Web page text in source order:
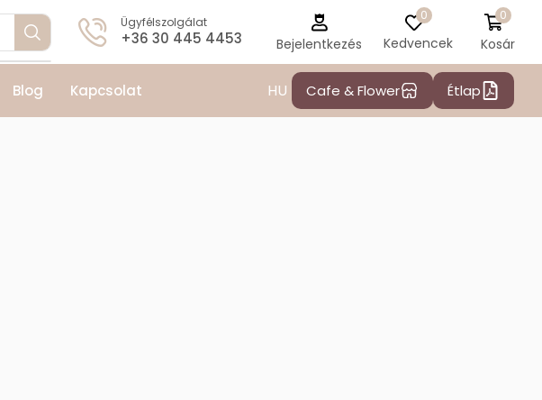
Ügyfélszolgálat
+36 30 445 4453 Bejelentkezés
0
Kedvencek
0
Kosár
Blog Kapcsolat HU Cafe & Flower Étlap